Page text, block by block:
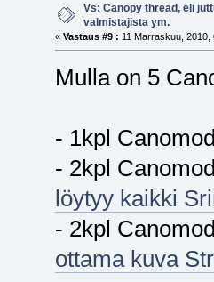
Vs: Canopy thread, eli
valmistajista ym.
« Vastaus #9 : 11 Marraskuu, 2010,
Mulla on 5
- 1kpl
- 2kpl
löytyy kaikki
- 2kpl
ottama kuva